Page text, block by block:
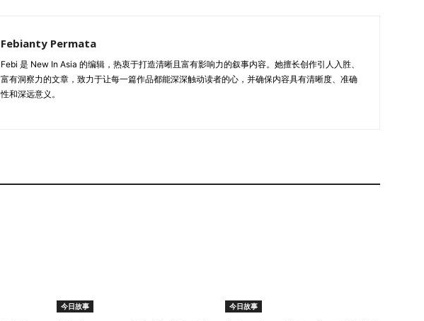
Febianty Permata
Febi 是 New In Asia 的编辑，热衷于打造清晰且富有影响力的叙事内容。她擅长创作引人入胜、
富有洞察力的文章，致力于让每一篇作品都能深深触动读者的心，并确保内容具有清晰度、准确
性和深远意义。
今日故事 今日故事